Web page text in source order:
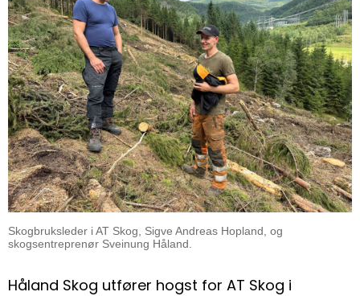
Skogbruksleder i AT Skog, Sigve Andreas Hopland, og
skogsentreprenør Sveinung Håland.
Håland Skog utfører hogst for AT Skog i